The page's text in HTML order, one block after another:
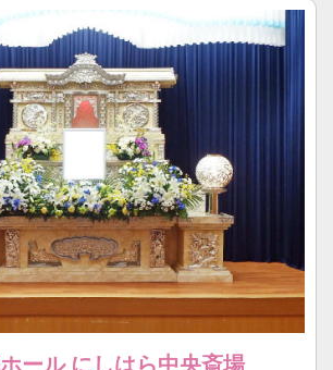
ール にしはら中央斎場